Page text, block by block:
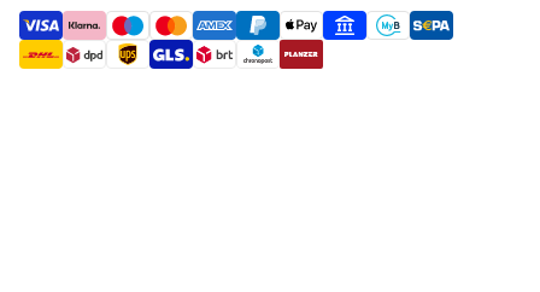
payment methods
shipment methods